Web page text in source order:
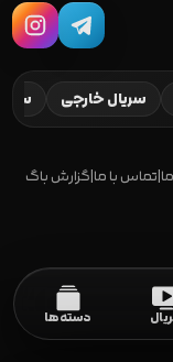
سریال خارجی
|تماس با ما|گزارش باگ
دسته‌ها